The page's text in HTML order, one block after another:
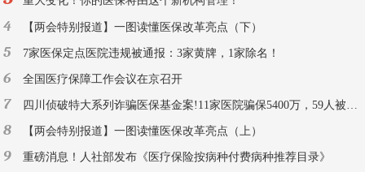
4 【两会特别报道】一图读懂医保改革亮点（下）
5 7家医保定点医院违规被通报：3家黄牌，1家除名！
6 全国医疗保障工作会议在京召开
7 四川侦破特大系列诈骗医保基金案!11家医院骗保5400万，59人被刑拘！
8 【两会特别报道】一图读懂医保改革亮点（上）
9 重磅消息！人社部发布《医疗保险按病种付费病种推荐目录》